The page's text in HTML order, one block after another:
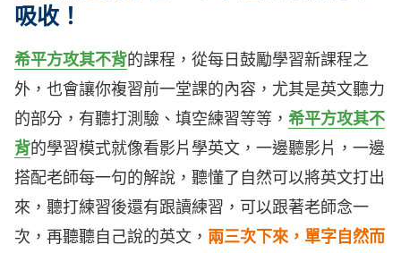
吸收！
希平方攻其不背的課程，從每日鼓勵學習新課程之
外，也會讓你複習前一堂課的內容，尤其是英文聽力
的部分，有聽打測驗、填空練習等等， 希平方攻其不
背的學習模式就像看影片學英文，一邊聽影片，一邊
搭配老師每一句的解說，聽懂了自然可以將英文打出
來，聽打練習後還有跟讀練習，可以跟著老師念一
次，再聽聽自己說的英文， 兩三次下來，單字自然而